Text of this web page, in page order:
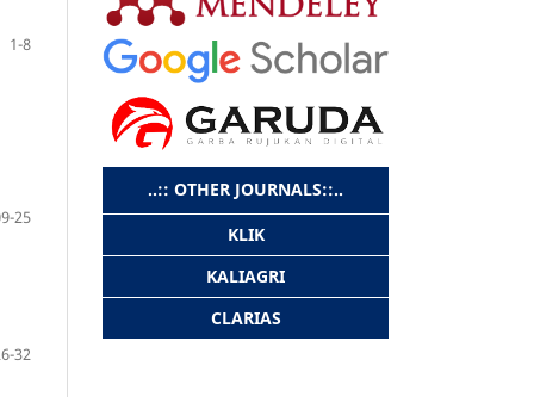
1-8
25
32
..:: OTHER JOURNALS::..
KLIK
KALIAGRI
CLARIAS